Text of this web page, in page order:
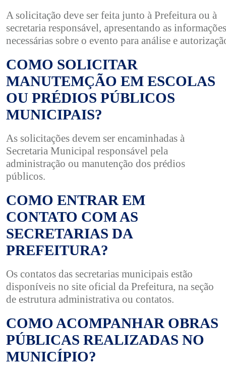
A solicitação deve ser feita junto à Prefeitura ou à
secretaria responsável, apresentando as informações
necessárias sobre o evento para análise e
COMO SOLICITAR
MANUTEMÇÃO EM ESCOLAS
OU PRÉDIOS PÚBLICOS
MUNICIPAIS?
As solicitações devem ser encaminhadas à
Secretaria Municipal responsável pela
administração ou manutenção dos prédios
públicos.
COMO ENTRAR EM
CONTATO COM AS
SECRETARIAS DA
PREFEITURA?
Os contatos das secretarias municipais estão
disponíveis no site oficial da Prefeitura, na seção
de estrutura administrativa ou contatos.
COMO ACOMPANHAR OBRAS
PÚBLICAS REALIZADAS NO
MUNICÍPIO?